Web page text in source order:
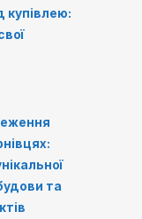
купівлею:
та